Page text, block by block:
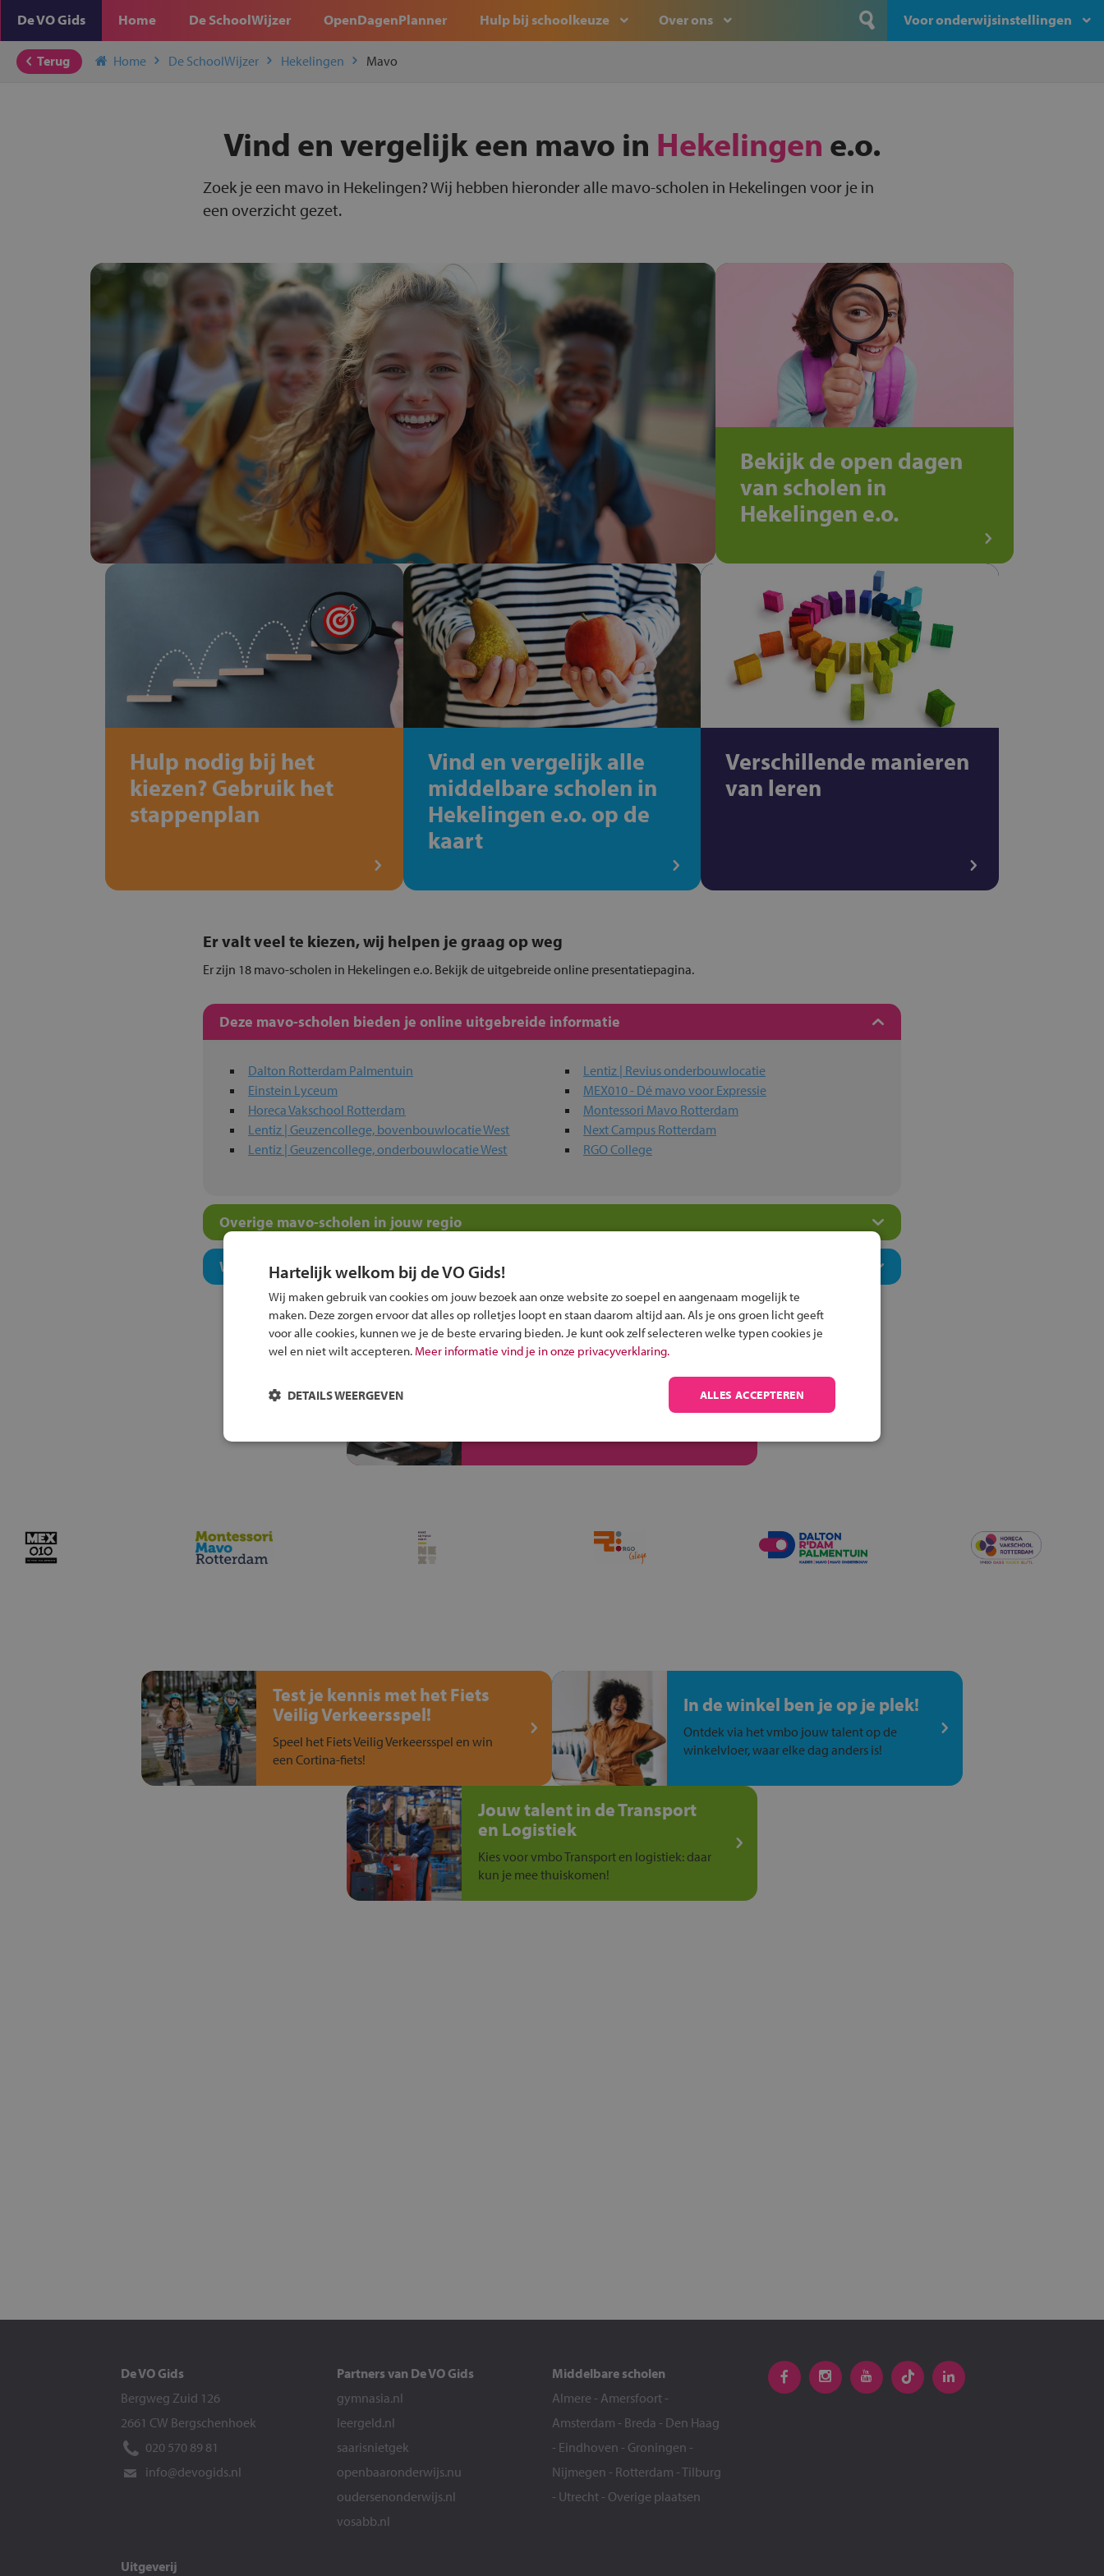
De VO Gids Home De SchoolWijzer OpenDagenPlanner Hulp bij schoolkeuze Over ons Voor onderwijsinstellingen
Terug Home De SchoolWijzer Hekelingen Mavo
Vind en vergelijk een mavo in Hekelingen e.o.
Zoek je een mavo in Hekelingen? Wij hebben hieronder alle mavo-scholen in Hekelingen voor je in
een overzicht gezet.
Bekijk de open dagen
van scholen in
Hekelingen e.o.
Hulp nodig bij het
kiezen? Gebruik het
stappenplan
Vind en vergelijk alle
middelbare scholen in
Hekelingen e.o. op de
kaart
Verschillende manieren
van leren
Er valt veel te kiezen, wij helpen je graag op weg
Er zijn 18 mavo-scholen in Hekelingen e.o. Bekijk de uitgebreide online presentatiepagina.
Deze mavo-scholen bieden je online uitgebreide informatie
Dalton Rotterdam Palmentuin
Einstein Lyceum
Horeca Vakschool Rotterdam
Lentiz | Geuzencollege, bovenbouwlocatie West
Lentiz | Geuzencollege, onderbouwlocatie West
Lentiz | Revius onderbouwlocatie
MEX010 - Dé mavo voor Expressie
Montessori Mavo Rotterdam
Next Campus Rotterdam
RGO College
Overige mavo-scholen in jouw regio
Welk onderwijsconcept past bij jou?
Alle informatie om je kind aan te melden bij
Test je kennis met het Fiets
Veilig Verkeersspel!
Speel het Fiets Veilig Verkeersspel en win
een Cortina-fiets!
In de winkel ben je op je plek!
Ontdek via het vmbo jouw talent op de
winkelvloer, waar elke dag anders is!
Jouw talent in de Transport
en Logistiek
Kies voor vmbo Transport en logistiek: daar
kun je mee thuiskomen!
De VO Gids
Bergweg Zuid 126
2661 CW Bergschenhoek
020 570 89 81
info@devogids.nl
Partners van De VO Gids
gymnasia.nl
leergeld.nl
saarisnietgek
openbaaronderwijs.nu
oudersenonderwijs.nl
vosabb.nl
Middelbare scholen
Almere - Amersfoort -
Amsterdam - Breda - Den Haag
- Eindhoven - Groningen -
Nijmegen - Rotterdam -Tilburg
- Utrecht - Overige plaatsen
Uitgeverij
Hartelijk welkom bij de VO Gids!
Wij maken gebruik van cookies om jouw bezoek aan onze website zo soepel en aangenaam mogelijk te
maken. Deze zorgen ervoor dat alles op rolletjes loopt en staan daarom altijd aan. Als je ons groen licht geeft
voor alle cookies, kunnen we je de beste ervaring bieden. Je kunt ook zelf selecteren welke typen cookies je
wel en niet wilt accepteren. Meer informatie vind je in onze privacyverklaring.
ALLES ACCEPTEREN
DETAILS WEERGEVEN